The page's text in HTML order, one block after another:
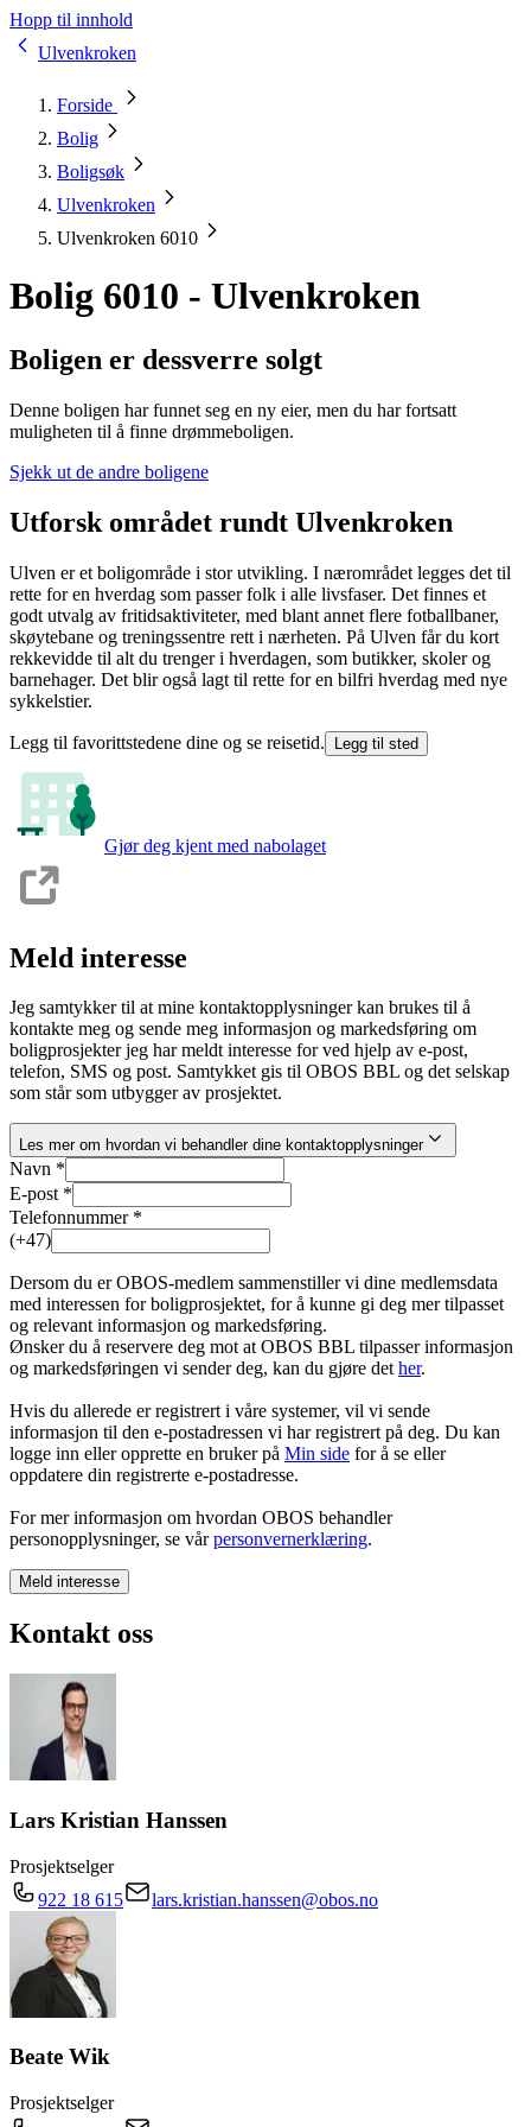
Hopp til innhold
Ulvenkroken
Forside
Bolig
Boligsøk
Ulvenkroken
Ulvenkroken 6010
Bolig 6010 - Ulvenkroken
Boligen er dessverre solgt
Denne boligen har funnet seg en ny eier, men du har fortsatt
muligheten til å finne drømmeboligen.
Sjekk ut de andre boligene
Utforsk området rundt Ulvenkroken
Ulven er et boligområde i stor utvikling. I nærområdet legges det til
rette for en hverdag som passer folk i alle livsfaser. Det finnes et
godt utvalg av fritidsaktiviteter, med blant annet flere fotballbaner,
skøytebane og treningssentre rett i nærheten. På Ulven får du kort
rekkevidde til alt du trenger i hverdagen, som butikker, skoler og
barnehager. Det blir også lagt til rette for en bilfri hverdag med nye
sykkelstier.
Legg til favorittstedene dine og se reisetid. Legg til sted
Gjør deg kjent med nabolaget
Meld interesse
Jeg samtykker til at mine kontaktopplysninger kan brukes til å
kontakte meg og sende meg informasjon og markedsføring om
boligprosjekter jeg har meldt interesse for ved hjelp av e-post,
telefon, SMS og post. Samtykket gis til OBOS BBL og det selskap
som står som utbygger av prosjektet.
Les mer om hvordan vi behandler dine kontaktopplysninger
Navn *
E-post *
Telefonnummer *
(+47)
Dersom du er OBOS-medlem sammenstiller vi dine medlemsdata
med interessen for boligprosjektet, for å kunne gi deg mer tilpasset
og relevant informasjon og markedsføring.
Ønsker du å reservere deg mot at OBOS BBL tilpasser informasjon
og markedsføringen vi sender deg, kan du gjøre dether.
Hvis du allerede er registrert i våre systemer, vil vi sende
informasjon til den e-postadressen vi har registrert på deg. Du kan
logge inn eller opprette en bruker på Min side for å se eller
oppdatere din registrerte e-postadresse.
For mer informasjon om hvordan OBOS behandler
personopplysninger, se vårpersonvernerklæring.
Meld interesse
Kontakt oss
Lars Kristian Hanssen
Prosjektselger
922 18 615
lars.kristian.hanssen@obos.no
Beate Wik
Prosjektselger